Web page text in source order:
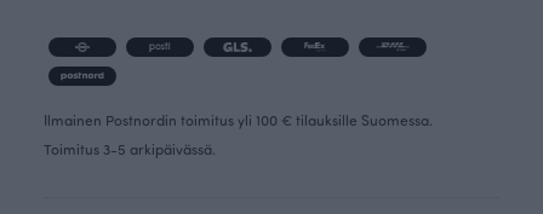
Ilmainen Postnordin toimitus yli 100 € tilauksille Suomessa.
Toimitus 3-5 arkipäivässä.